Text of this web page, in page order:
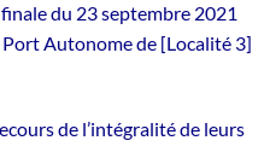
du 23 septembre 2021
Autonome de [Localité 3]
de l’intégralité de leurs